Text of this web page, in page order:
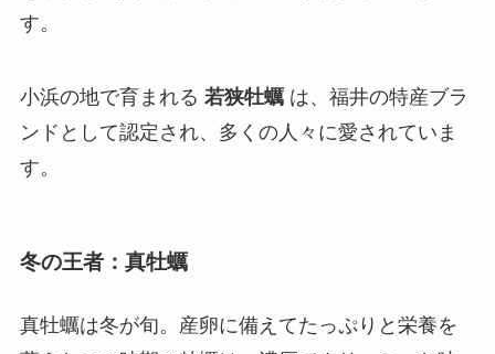
す。
小浜の地で育まれる 若狭牡蠣は、福井の特産ブラ
ンドとして認定され、多くの人々に愛されていま
す。
冬の王者：真牡蠣
真牡蠣は冬が旬。産卵に備えてたっぷりと栄養を